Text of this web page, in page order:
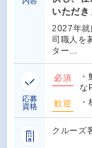
いただき
2027年就
司職人を
ター…
応募
資格
必須
な
歓迎
クルーズ